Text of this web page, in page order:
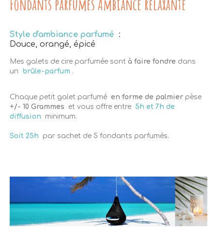
Fondants parfumés Ambiance relaxante
Style d'ambiance parfumé :
Douce, orangé, épicé
Mes galets de cire parfumée sont à faire fondre dans
un brûle-parfum .
Chaque petit galet parfumé en forme de palmier pèse
+/- 10 Grammes et vous offre entre 5h et 7h de
diffusion minimum.
Soit 25h par sachet de 5 fondants parfumés.